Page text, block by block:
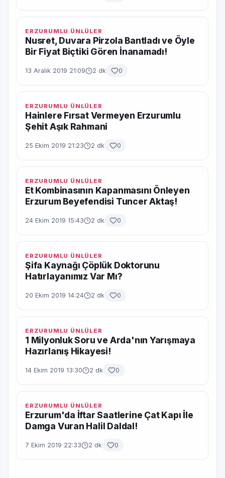
ERZURUMLU ÜNLÜLER
Nusret, Duvara Pirzola Bantladı ve Öyle
Bir Fiyat Biçtiki Gören İnanamadı!
13 Aralık 2019 21:09 2 dk 0
ERZURUMLU ÜNLÜLER
Hainlere Fırsat Vermeyen Erzurumlu
Şehit Aşık Rahmani
25 Ekim 2019 21:23 2 dk 0
ERZURUMLU ÜNLÜLER
Et Kombinasının Kapanmasını Önleyen
Erzurum Beyefendisi Tuncer Aktaş!
24 Ekim 2019 15:43 2 dk 0
ERZURUMLU ÜNLÜLER
Şifa Kaynağı Çöplük Doktorunu
Hatırlayanımız Var Mı?
20 Ekim 2019 14:24 2 dk 0
ERZURUMLU ÜNLÜLER
1 Milyonluk Soru ve Arda'nın Yarışmaya
Hazırlanış Hikayesi!
14 Ekim 2019 13:30 2 dk 0
ERZURUMLU ÜNLÜLER
Erzurum'da İftar Saatlerine Çat Kapı İle
Damga Vuran Halil Daldal!
7 Ekim 2019 22:33 2 dk 0